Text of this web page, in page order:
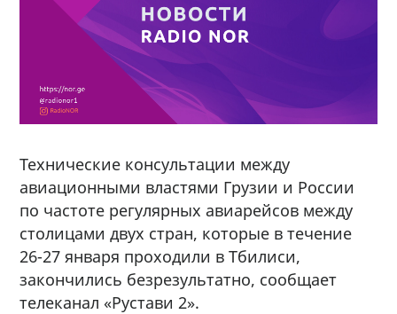
Технические консультации между
авиационными властями Грузии и России
по частоте регулярных авиарейсов между
столицами двух стран, которые в течение
26-27 января проходили в Тбилиси,
закончились безрезультатно, сообщает
телеканал «Рустави 2».